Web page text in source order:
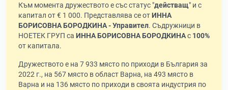
Към момента дружеството е със статус "действащ" и с
капитал от € 1 000. Представлява се отИННА
БОРИСОВНА БОРОДКИНА - Управител. Съдружници в
НОЕТЕК ГРУП са ИННА БОРИСОВНА БОРОДКИНАс 100%
от капитала.
Дружеството е на 7 933 място по приходи в България за
2022 г., на 567 място в област Варна, на 493 място в
Варна и на 136 място по приходи в своята индустрия по